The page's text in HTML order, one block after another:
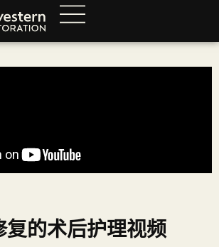
复的术后护理视频